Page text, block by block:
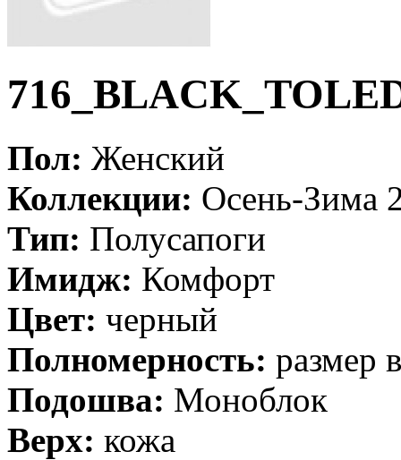
Пол: Женский
Коллекции: Осень-Зима
Тип: Полусапоги
Имидж: Комфорт
Цвет: черный
Полномерность: размер
Подошва: Моноблок
Верх: кожа